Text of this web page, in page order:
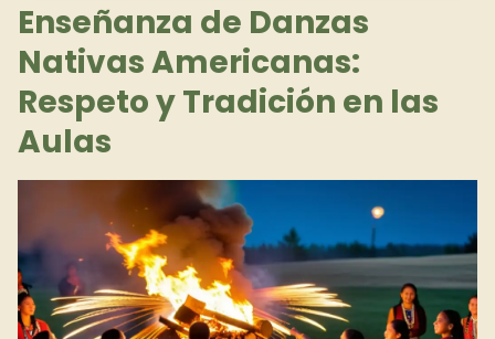
Enseñanza de Danzas
Nativas Americanas:
Respeto y Tradición en las
Aulas